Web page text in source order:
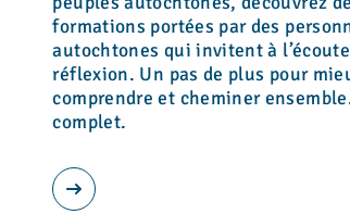
formations portées par des
autochtones qui invitent à
réflexion. Un pas de plus pour
comprendre et cheminer
complet.